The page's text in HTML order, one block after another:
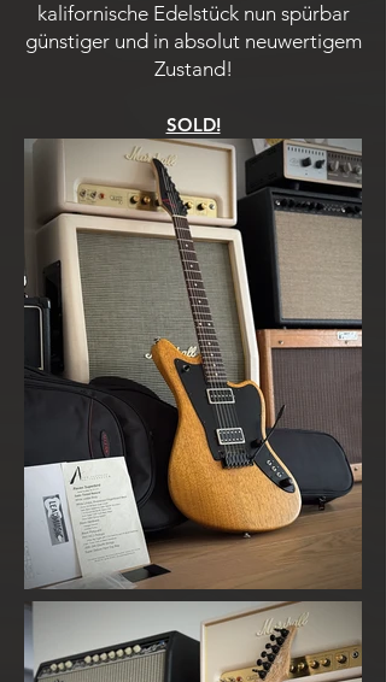
kalifornische Edelstück nun spürbar
günstiger und in absolut neuwertigem
Zustand!
SOLD!